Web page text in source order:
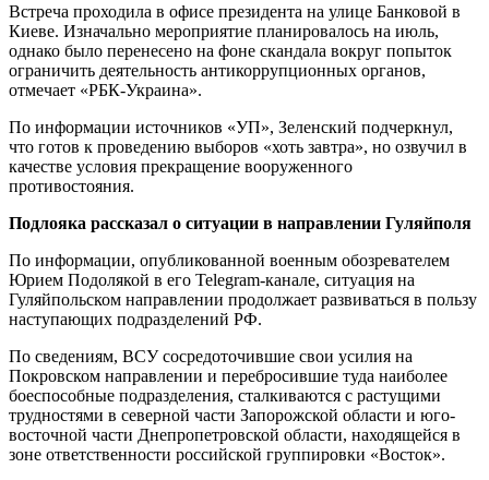
Встреча проходила в офисе президента на улице Банковой в
Киеве. Изначально мероприятие планировалось на июль,
однако было перенесено на фоне скандала вокруг попыток
ограничить деятельность антикоррупционных органов,
отмечает «РБК-Украина».
По информации источников «УП», Зеленский подчеркнул,
что готов к проведению выборов «хоть завтра», но озвучил в
качестве условия прекращение вооруженного
противостояния.
Подлояка рассказал о ситуации в направлении Гуляйполя
По информации, опубликованной военным обозревателем
Юрием Подолякой в его Telegram-канале, ситуация на
Гуляйпольском направлении продолжает развиваться в пользу
наступающих подразделений РФ.
По сведениям, ВСУ сосредоточившие свои усилия на
Покровском направлении и перебросившие туда наиболее
боеспособные подразделения, сталкиваются с растущими
трудностями в северной части Запорожской области и юго-
восточной части Днепропетровской области, находящейся в
зоне ответственности российской группировки «Восток».